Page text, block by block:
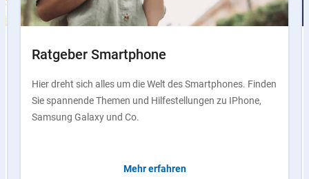
Ratgeber Smartphone
Hier dreht sich alles um die Welt des Smartphones. Finden
Sie spannende Themen und Hilfestellungen zu IPhone,
Samsung Galaxy und Co.
Mehr erfahren